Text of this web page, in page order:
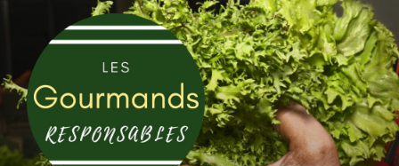
contenu
principal